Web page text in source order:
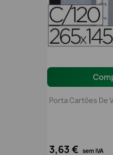
Porta Cartões De
3,63 € sem IVA